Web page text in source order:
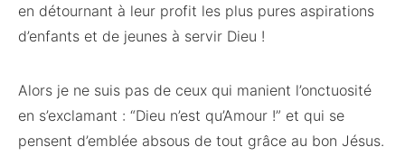
en détournant à leur profit les plus pures aspirations
d’enfants et de jeunes à servir Dieu !
Alors je ne suis pas de ceux qui manient l’onctuosité
en s’exclamant : “Dieu n’est qu’Amour !” et qui se
pensent d’emblée absous de tout grâce au bon Jésus.